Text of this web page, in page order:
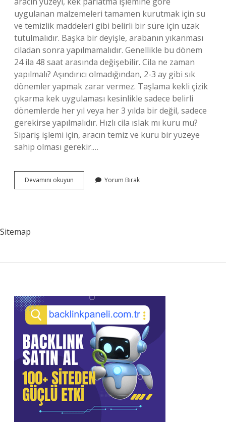
uygulanan malzemeleri tamamen kurutmak için su
ve temizlik maddeleri gibi belirli bir süre için uzak
tutulmalıdır. Başka bir deyişle, arabanın yıkanması
ciladan sonra yapılmamalıdır. Genellikle bu dönem
24 ila 48 saat arasında değişebilir. Cila ne zaman
yapılmalı? Aşındırıcı olmadığından, 2-3 ay gibi sık
dönemler yapmak zarar vermez. Taşlama kekli çizik
çıkarma kek uygulaması kesinlikle sadece belirli
dönemlerde her yıl veya her 3 yılda bir değil, sadece
gerekirse yapılmalıdır. Hızlı cila ıslak mı kuru mu?
Sipariş işlemi için, aracın temiz ve kuru bir yüzeye
sahip olması gerekir.…
Devamını okuyun
Yıkamadan
Yorum Bırak
Sitemap
Sidebar